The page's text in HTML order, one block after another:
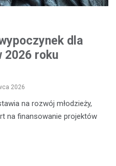
dla
2026 roku
2026
na rozwój młodzieży,
na finansowanie projektów